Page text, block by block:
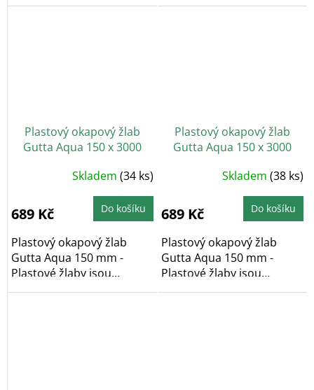
Plastový okapový žlab
Gutta Aqua 150 x 3000
Skladem (34 ks)
689 Kč Do košíku
Plastový okapový žlab
Gutta Aqua 150 mm -
Plastové žlaby jsou
bezúdržbové a
Plastový okapový žlab
Gutta Aqua 150 x 3000
Skladem (38 ks)
689 Kč Do košíku
Plastový okapový žlab
Gutta Aqua 150 mm -
Plastové žlaby jsou
bezúdržbové a